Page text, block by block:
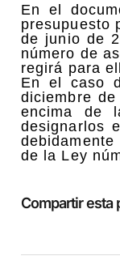
En el
presupuesto
de junio de
número de
regirá para
En el caso
diciembre
encima de
designarlos
de la Ley
Compartir esta